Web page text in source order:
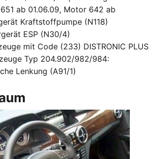
ab 01.06.09, Motor 642 ab
Kraftstoffpumpe (N118)
ESP (N30/4)
mit Code (233) DISTRONIC PLUS
Typ 204.902/982/984:
Lenkung (A91/1)